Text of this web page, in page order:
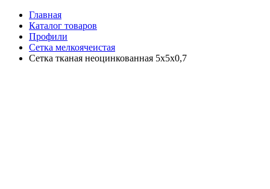
Главная
Каталог товаров
Профили
Сетка мелкоячеистая
Сетка тканая неоцинкованная 5х5х0,7